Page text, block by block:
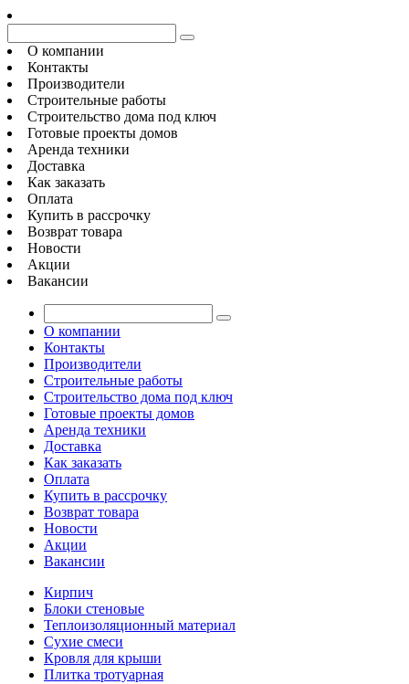
О компании
Контакты
Производители
Строительные работы
Строительство дома под ключ
Готовые проекты домов
Аренда техники
Доставка
Как заказать
Оплата
Купить в рассрочку
Возврат товара
Новости
Акции
Вакансии
О компании
Контакты
Производители
Строительные работы
Строительство дома под ключ
Готовые проекты домов
Аренда техники
Доставка
Как заказать
Оплата
Купить в рассрочку
Возврат товара
Новости
Акции
Вакансии
Кирпич
Блоки стеновые
Теплоизоляционный материал
Сухие смеси
Кровля для крыши
Плитка тротуарная